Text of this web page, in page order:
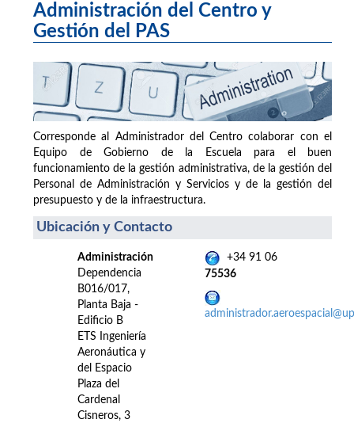
Administración del Centro y
Gestión del PAS
Corresponde al Administrador del Centro colaborar con el
Equipo de Gobierno de la Escuela para el buen
funcionamiento de la gestión administrativa, de la gestión del
Personal de Administración y Servicios y de la gestión del
presupuesto y de la infraestructura.
Ubicación y Contacto
Administración
Dependencia
B016/017,
Planta Baja -
Edificio B
ETS Ingeniería
Aeronáutica y
del Espacio
Plaza del
Cardenal
Cisneros, 3
+34 91 06
75536